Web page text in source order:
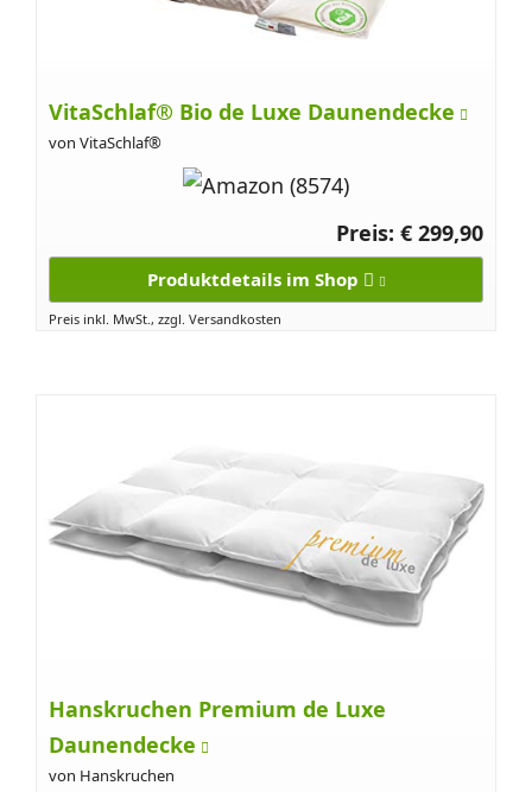
VitaSchlaf® Bio de Luxe Daunendecke
von VitaSchlaf®
Preis: € 299,90
Produktdetails im Shop
Preis inkl. MwSt., zzgl. Versandkosten
Hanskruchen Premium de Luxe
Daunendecke
von Hanskruchen